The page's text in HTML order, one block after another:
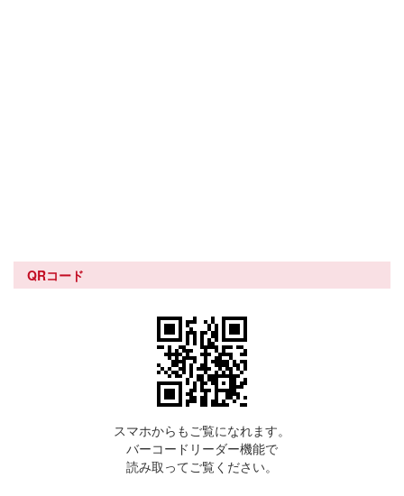
QRコード
スマホからもご覧になれます。
バーコードリーダー機能で
読み取ってご覧ください。